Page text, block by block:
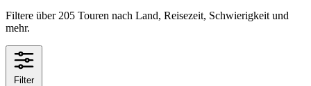
Filtere über 205 Touren nach Land, Reisezeit, Schwierigkeit und
mehr.
Filter